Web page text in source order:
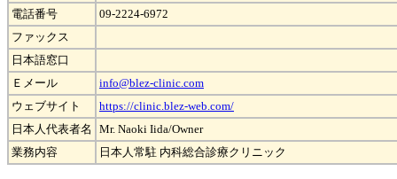
電話番号
09-2224-6972
ファックス
日本語窓口
Ｅメール
info@blez-clinic.com
ウェブサイト
https://clinic.blez-web.com/
日本人代表者名
Mr. Naoki Iida/Owner
業務内容
日本人常駐 内科総合診療クリニック